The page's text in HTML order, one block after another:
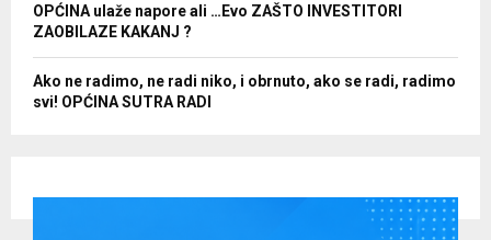
OPĆINA ulaže napore ali …Evo ZAŠTO INVESTITORI
ZAOBILAZE KAKANJ ?
Ako ne radimo, ne radi niko, i obrnuto, ako se radi, radimo
svi! OPĆINA SUTRA RADI